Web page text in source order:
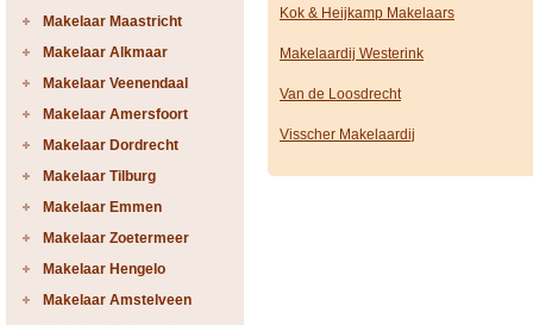
Makelaar Maastricht
Makelaar Alkmaar
Makelaar Veenendaal
Makelaar Amersfoort
Makelaar Dordrecht
Makelaar Tilburg
Makelaar Emmen
Makelaar Zoetermeer
Makelaar Hengelo
Makelaar Amstelveen
Kok & Heijkamp Makelaars
Makelaardij Westerink
Van de Loosdrecht
Visscher Makelaardij